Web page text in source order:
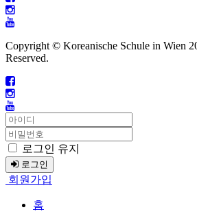
Copyright © Koreanische Schule in Wien
Reserved.
로그인 유지
로그인
회원가입
홈